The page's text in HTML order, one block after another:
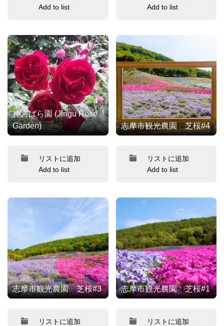
Add to list
Add to list
神宮ばら園 (Jingu Rose
Garden)
リストに追加
Add to list
志摩市観光農園 芝桜#4
リストに追加
Add to list
志摩市観光農園 芝桜#3
リストに追加
志摩市観光農園 芝桜#1
リストに追加